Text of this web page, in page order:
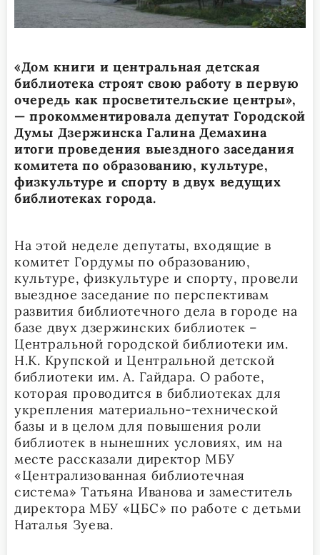
«Дом книги и центральная детская
библиотека строят свою работу в первую
очередь как просветительские центры»,
— прокомментировала депутат Городской
Думы Дзержинска Галина Демахина
итоги проведения выездного заседания
комитета по образованию, культуре,
физкультуре и спорту в двух ведущих
библиотеках города.
На этой неделе депутаты, входящие в
комитет Гордумы по образованию,
культуре, физкультуре и спорту, провели
выездное заседание по перспективам
развития библиотечного дела в городе на
базе двух дзержинских библиотек –
Центральной городской библиотеки им.
Н.К. Крупской и Центральной детской
библиотеки им. А. Гайдара. О работе,
которая проводится в библиотеках для
укрепления материально-технической
базы и в целом для повышения роли
библиотек в нынешних условиях, им на
месте рассказали директор МБУ
«Централизованная библиотечная
система» Татьяна Иванова и заместитель
директора МБУ «ЦБС» по работе с детьми
Наталья Зуева.